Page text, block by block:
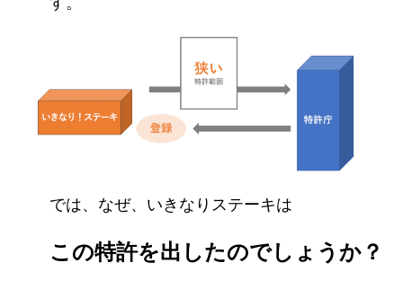
では、なぜ、いきなりステーキは
この特許を出したのでしょうか？